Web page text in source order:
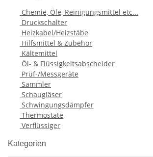
Chemie, Öle, Reinigungsmittel etc...
Druckschalter
Heizkabel/Heizstäbe
Hilfsmittel & Zubehör
Kältemittel
Öl- & Flüssigkeitsabscheider
Prüf-/Messgeräte
Sammler
Schaugläser
Schwingungsdämpfer
Thermostate
Verflüssiger
Kategorien